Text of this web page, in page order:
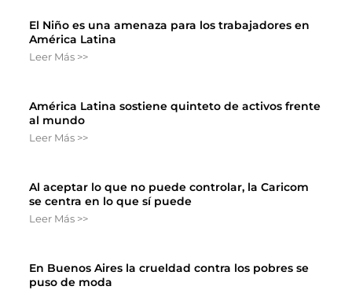
El Niño es una amenaza para los trabajadores en
América Latina
Leer Más >>
América Latina sostiene quinteto de activos frente
al mundo
Leer Más >>
Al aceptar lo que no puede controlar, la Caricom
se centra en lo que sí puede
Leer Más >>
En Buenos Aires la crueldad contra los pobres se
puso de moda